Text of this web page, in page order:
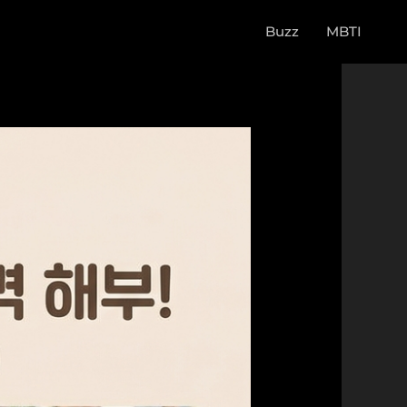
Buzz MBTI